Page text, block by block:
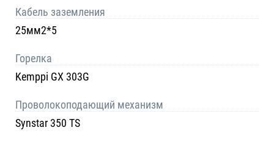
Кабель заземления
25мм2*5
Горелка
Kemppi GX 303G
Проволокоподающий механизм
Synstar 350 TS